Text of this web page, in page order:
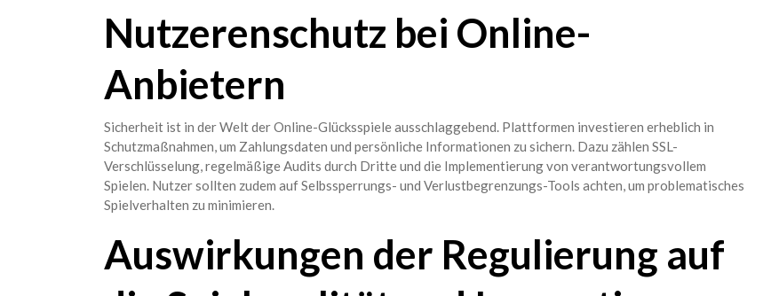
Nutzerenschutz bei Online-
Anbietern
Sicherheit ist in der Welt der Online-Glücksspiele ausschlaggebend. Plattformen investieren erheblich in
Schutzmaßnahmen, um Zahlungsdaten und persönliche Informationen zu sichern. Dazu zählen SSL-
Verschlüsselung, regelmäßige Audits durch Dritte und die Implementierung von verantwortungsvollem
Spielen. Nutzer sollten zudem auf Selbssperrungs- und Verlustbegrenzungs-Tools achten, um problematisches
Spielverhalten zu minimieren.
Auswirkungen der Regulierung auf